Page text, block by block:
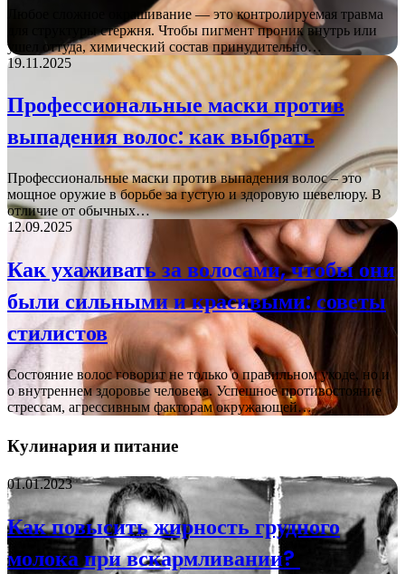
Любое сложное окрашивание — это контролируемая травма
для структуры стержня. Чтобы пигмент проник внутрь или
ушел оттуда, химический состав принудительно…
19.11.2025
Профессиональные маски против
выпадения волос: как выбрать
Профессиональные маски против выпадения волос – это
мощное оружие в борьбе за густую и здоровую шевелюру. В
отличие от обычных…
12.09.2025
Как ухаживать за волосами, чтобы они
были сильными и красивыми: советы
стилистов
Состояние волос говорит не только о правильном уходе, но и
о внутреннем здоровье человека. Успешное противостояние
стрессам, агрессивным факторам окружающей…
Кулинария и питание
01.01.2023
Как повысить жирность грудного
молока при вскармливании?